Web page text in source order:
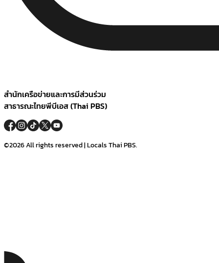
สำนักเครือข่ายและการมีส่วนร่วม
สาธารณะไทยพีบีเอส (Thai PBS)
©2026 All rights reserved | Locals Thai PBS.